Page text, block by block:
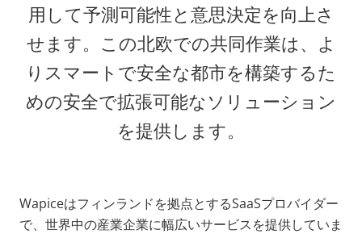
用して予測可能性と意思決定を向上さ
せます。この北欧での共同作業は、よ
りスマートで安全な都市を構築するた
めの安全で拡張可能なソリューション
を提供します。
Wapiceはフィンランドを拠点とするSaaSプロバイダー
で、世界中の産業企業に幅広いサービスを提供していま